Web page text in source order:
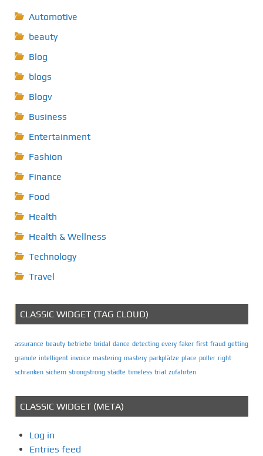
Automotive
beauty
Blog
blogs
Blogv
Business
Entertainment
Fashion
Finance
Food
Health
Health & Wellness
Technology
Travel
CLASSIC WIDGET (TAG CLOUD)
assurance beauty betriebe bridal dance detecting every faker first fraud getting
granule intelligent invoice mastering mastery parkplätze place poller right
schranken sichern strongstrong städte timeless trial zufahrten
CLASSIC WIDGET (META)
Log in
Entries feed